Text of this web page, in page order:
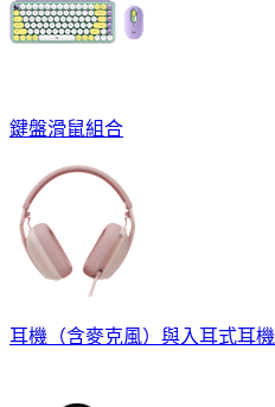
鍵盤滑鼠組合
耳機（含麥克風）與入耳式耳機